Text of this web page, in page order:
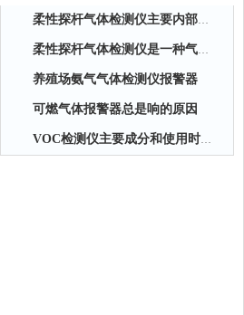
柔性探杆气体检测仪主要内部结构简述
柔性探杆气体检测仪是一种气体泄露浓度检测的仪器仪表工具
养殖场氨气气体检测仪报警器
可燃气体报警器总是响的原因
VOC检测仪主要成分和使用时应注意事项